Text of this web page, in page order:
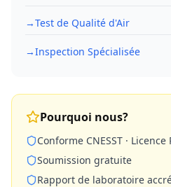
→Test de Qualité d'Air
→Inspection Spécialisée
Pourquoi nous?
Conforme CNESST · Licence
Soumission gratuite
Rapport de laboratoire